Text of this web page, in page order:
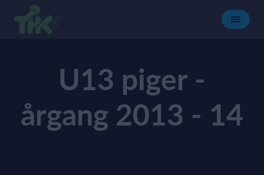
U13 piger -
årgang 2013 - 14